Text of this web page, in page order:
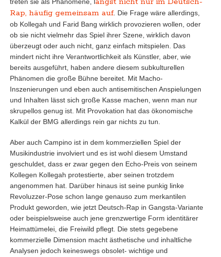
Rap, häufig gemeinsam auf. Die Frage wäre allerdings,
ob Kollegah und Farid Bang wirklich provozieren wollen, oder
ob sie nicht vielmehr das Spiel ihrer Szene, wirklich davon
überzeugt oder auch nicht, ganz einfach mitspielen. Das
mindert nicht ihre Verantwortlichkeit als Künstler, aber, wie
bereits ausgeführt, haben andere diesem subkulturellen
Phänomen die große Bühne bereitet. Mit Macho-
Inszenierungen und eben auch antisemitischen Anspielungen
und Inhalten lässt sich große Kasse machen, wenn man nur
skrupellos genug ist. Mit Provokation hat das ökonomische
Kalkül der BMG allerdings rein gar nichts zu tun.
Aber auch Campino ist in dem kommerziellen Spiel der
Musikindustrie involviert und es ist wohl diesem Umstand
geschuldet, dass er zwar gegen den Echo-Preis von seinem
Kollegen Kollegah protestierte, aber seinen trotzdem
angenommen hat. Darüber hinaus ist seine punkig linke
Revoluzzer-Pose schon lange genauso zum merkantilen
Produkt geworden, wie jetzt Deutsch-Rap in Gangsta-Variante
oder beispielsweise auch jene grenzwertige Form identitärer
Heimattümelei, die Freiwild pflegt. Die stets gegebene
kommerzielle Dimension macht ästhetische und inhaltliche
Analysen jedoch keineswegs obsolet- wichtige und